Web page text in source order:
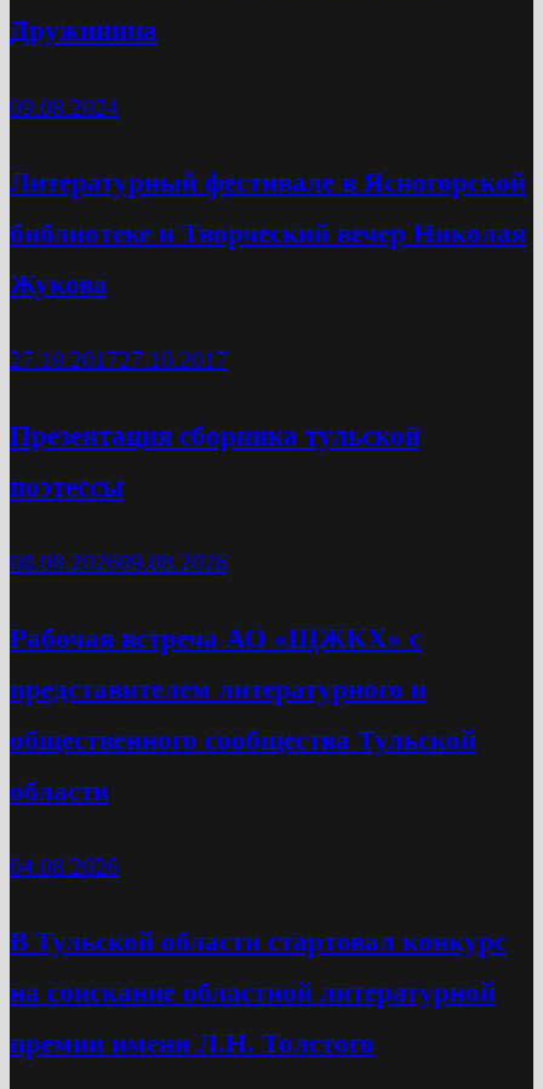
Дружинина
09.08.2024
Литературный фестивале в Ясногорской
библиотеке и Творческий вечер Николая
Жукова
27.10.201727.10.2017
Презентация сборника тульской
поэтессы
08.08.202609.08.2026
Рабочая встреча АО «ЩЖКХ» с
представителем литературного и
общественного сообщества Тульской
области
04.08.2026
В Тульской области стартовал конкурс
на соискание областной литературной
премии имени Л.Н. Толстого